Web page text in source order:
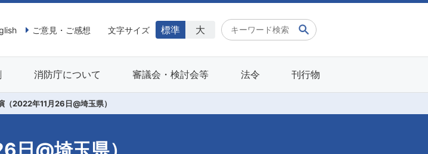
ご意見・ご感想 文字サイズ 標準 大
消防庁について 審議会・検討会等 法令 刊行物
（2022年11月26日@埼玉県）